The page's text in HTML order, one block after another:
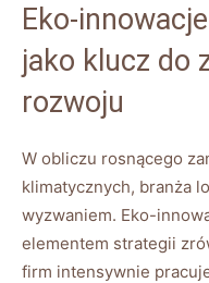
Eko-
jako klucz do
rozwoju
W obliczu rosnącego
klimatycznych, branża
wyzwaniem. Eko-
elementem strategii
firm intensywnie